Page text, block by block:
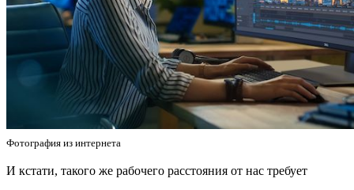
Фотография из интернета
И кстати, такого же рабочего расстояния от нас требует